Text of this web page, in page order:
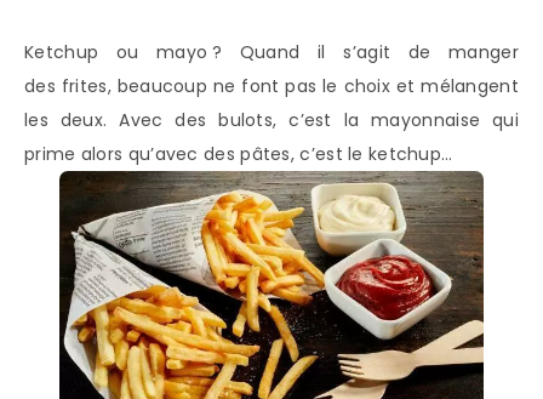
Ketchup ou mayo ? Quand il s’agit de manger
des frites, beaucoup ne font pas le choix et mélangent
les deux. Avec des bulots, c’est la mayonnaise qui
prime alors qu’avec des pâtes, c’est le ketchup…